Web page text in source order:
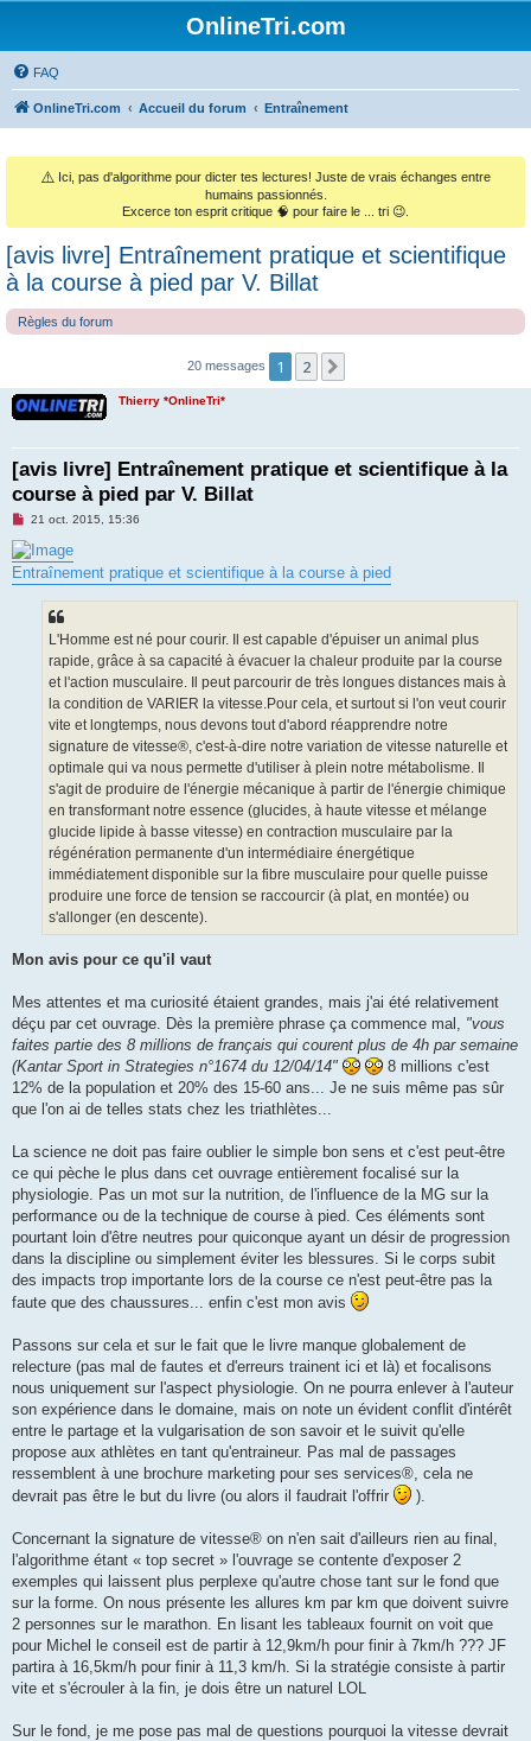
OnlineTri.com
FAQ
OnlineTri.com Accueil du forum Entraînement
⚠️ Ici, pas d'algorithme pour dicter tes lectures! Juste de vrais échanges entre
humains passionnés.
Excerce ton esprit critique 🧠 pour faire le ... tri 😉.
[avis livre] Entraînement pratique et scientifique
à la course à pied par V. Billat
Règles du forum
20 messages 1 2
Thierry *OnlineTri*
[avis livre] Entraînement pratique et scientifique à la
course à pied par V. Billat
M
s
s
a
g
21 oct. 2015, 15:36
Entraînement pratique et scientifique à la course à pied
L'Homme est né pour courir. Il est capable d'épuiser un animal plus
rapide, grâce à sa capacité à évacuer la chaleur produite par la course
et l'action musculaire. Il peut parcourir de très longues distances mais à
la condition de VARIER la vitesse.Pour cela, et surtout si l'on veut courir
vite et longtemps, nous devons tout d'abord réapprendre notre
signature de vitesse®, c'est-à-dire notre variation de vitesse naturelle et
optimale qui va nous permette d'utiliser à plein notre métabolisme. Il
s'agit de produire de l'énergie mécanique à partir de l'énergie chimique
en transformant notre essence (glucides, à haute vitesse et mélange
glucide lipide à basse vitesse) en contraction musculaire par la
régénération permanente d'un intermédiaire énergétique
immédiatement disponible sur la fibre musculaire pour quelle puisse
produire une force de tension se raccourcir (à plat, en montée) ou
s'allonger (en descente).
Mon avis pour ce qu'il vaut
Mes attentes et ma curiosité étaient grandes, mais j'ai été relativement
déçu par cet ouvrage. Dès la première phrase ça commence mal, "vous
faites partie des 8 millions de français qui courent plus de 4h par semaine
(Kantar Sport in Strategies n°1674 du 12/04/14"
8 millions c'est
12% de la population et 20% des 15-60 ans... Je ne suis même pas sûr
que l'on ai de telles stats chez les triathlètes...
La science ne doit pas faire oublier le simple bon sens et c'est peut-être
ce qui pèche le plus dans cet ouvrage entièrement focalisé sur la
physiologie. Pas un mot sur la nutrition, de l'influence de la MG sur la
performance ou de la technique de course à pied. Ces éléments sont
pourtant loin d'être neutres pour quiconque ayant un désir de progression
dans la discipline ou simplement éviter les blessures. Si le corps subit
des impacts trop importante lors de la course ce n'est peut-être pas la
faute que des chaussures... enfin c'est mon avis
Passons sur cela et sur le fait que le livre manque globalement de
relecture (pas mal de fautes et d'erreurs trainent ici et là) et focalisons
nous uniquement sur l'aspect physiologie. On ne pourra enlever à l'auteur
son expérience dans le domaine, mais on note un évident conflit d'intérêt
entre le partage et la vulgarisation de son savoir et le suivit qu'elle
propose aux athlètes en tant qu'entraineur. Pas mal de passages
ressemblent à une brochure marketing pour ses services®, cela ne
devrait pas être le but du livre (ou alors il faudrait l'offrir
).
Concernant la signature de vitesse® on n'en sait d'ailleurs rien au final,
l'algorithme étant « top secret » l'ouvrage se contente d'exposer 2
exemples qui laissent plus perplexe qu'autre chose tant sur le fond que
sur la forme. On nous présente les allures km par km que doivent suivre
2 personnes sur le marathon. En lisant les tableaux fournit on voit que
pour Michel le conseil est de partir à 12,9km/h pour finir à 7km/h ??? JF
partira à 16,5km/h pour finir à 11,3 km/h. Si la stratégie consiste à partir
vite et s'écrouler à la fin, je dois être un naturel LOL
Sur le fond, je me pose pas mal de questions pourquoi la vitesse devrait